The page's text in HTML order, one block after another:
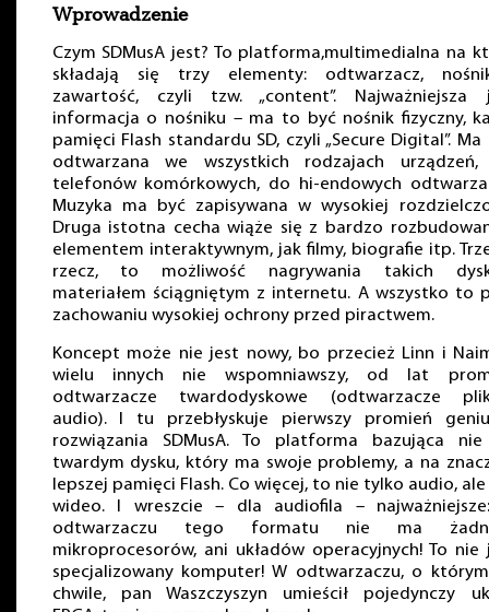
Wprowadzenie
Czym SDMusA jest? To platforma,multimedialna na
składają się trzy elementy: odtwarzacz,
zawartość, czyli tzw. „content”. Najważniejsza
informacja o nośniku – ma to być nośnik fizyczny,
pamięci Flash standardu SD, czyli „Secure Digital”. Ma
odtwarzana we wszystkich rodzajach
telefonów komórkowych, do hi-endowych
Muzyka ma być zapisywana w wysokiej
Druga istotna cecha wiąże się z bardzo
elementem interaktywnym, jak filmy, biografie itp.
rzecz, to możliwość nagrywania takich
materiałem ściągniętym z internetu. A wszystko to
zachowaniu wysokiej ochrony przed piractwem.
Koncept może nie jest nowy, bo przecież Linn i
wielu innych nie wspomniawszy, od lat
odtwarzacze twardodyskowe (odtwarzacze
audio). I tu przebłyskuje pierwszy promień
rozwiązania SDMusA. To platforma bazująca
twardym dysku, który ma swoje problemy, a na
lepszej pamięci Flash. Co więcej, to nie tylko audio,
wideo. I wreszcie – dla audiofila –
odtwarzaczu tego formatu nie ma
mikroprocesorów, ani układów operacyjnych! To nie
specjalizowany komputer! W odtwarzaczu, o
chwile, pan Waszczyszyn umieścił pojedynczy